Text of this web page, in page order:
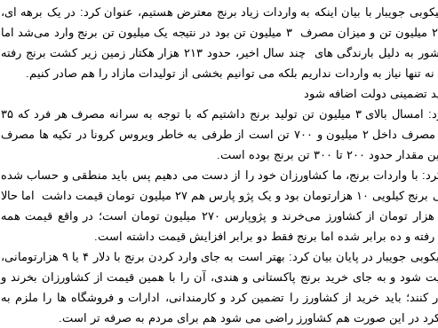
جویبار با بیان اینکه به واردات زیاد برنج معترض هستیم، عنوان کرد: در یک برهه ای،
تولید کشور حدود ۲ میلیون تن و میزان مصرف ۳ میلیون تن بود در نتیجه یک میلیون تن برنج وارد می‌شد اما
اکنون در جنوب کشور به دلیل بارندگی های چند سال اخیر، حدود ۲۱۳ هزار هکتار زمین زیر کشت برنج رفته
تنها نیاز به واردات نداریم بلکه می توانیم بخشی از تولیدات مازاد را هم صادر کنیم.
تضمینی دولت اضافه شود
وی خاطرنشان کرد: امسال بالای ۳ میلیون تن تولید برنج داشتیم که با توجه به سرانه مصرف هر فرد که ۳۵
کیلوگرم است کل مصرف داخل ۲ میلیون و ۷۰۰ تن است از طرفی به خاطر ویروس کرونا در تکیه ها مصرف
تا ۳۰۰ تن برنج بوده است.
با واردات برنج، ما کشاورزان خود را از دست می دهیم پس باید منطقی و حساب شده
کار کنیم؛ یک زمانی برنج کیلویی ۱۰ هزارتومان بود و یک پژو پارس هم ۲۷ میلیون تومان قیمت داشت اما حالا
برنج را با نرخ ۲۰ هزار تومان از کشاورز می‌خرند و پژوپارس ۲۷۰ میلیون تومان است؛ در واقع قیمت همه
رفته و ده برابر شده اما برنج فقط دو برابر افزایش قیمت داشته است.
رئیس اتحادیه شالیکوبی جویبار در پایان بیان کرد: بهتر است به جای وارد کردن برنج با دلار ۴ یا ۹ هزارتومانی،
شود و به جای خرید برنج پاکستانی و هندی، آن را با همین قیمت از کشاورزان بخرند و
کنند؛ باید خرید از کشاورز را تضمین کرد و کارمندانی، ادارات و فروشگاه ها را ملزم به
کرد در این صورت هم کشاورز راضی می شود هم برای مردم به صرفه تر است.